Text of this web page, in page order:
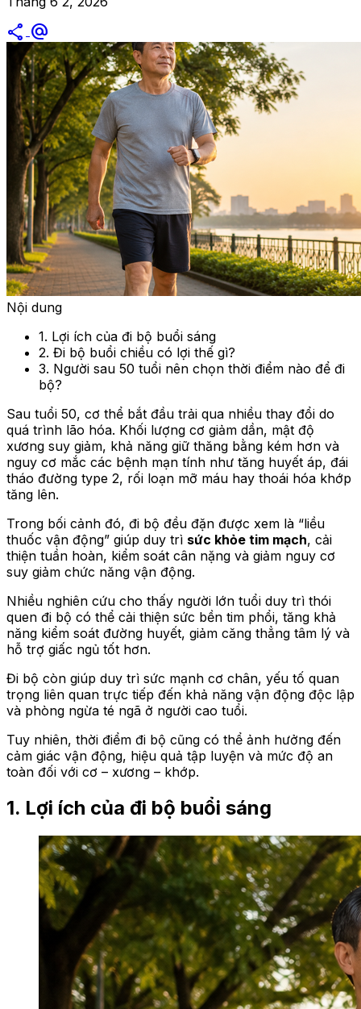
share alternate_email
Nội dung
1. Lợi ích của đi bộ buổi sáng
2. Đi bộ buổi chiều có lợi thế gì?
3. Người sau 50 tuổi nên chọn thời điểm nào để đi
bộ?
Sau tuổi 50, cơ thể bắt đầu trải qua nhiều thay đổi do
quá trình lão hóa. Khối lượng cơ giảm dần, mật độ
xương suy giảm, khả năng giữ thăng bằng kém hơn và
nguy cơ mắc các bệnh mạn tính như tăng huyết áp, đái
tháo đường type 2, rối loạn mỡ máu hay thoái hóa khớp
tăng lên.
Trong bối cảnh đó, đi bộ đều đặn được xem là “liều
thuốc vận động” giúp duy trì sức khỏe tim mạch, cải
thiện tuần hoàn, kiểm soát cân nặng và giảm nguy cơ
suy giảm chức năng vận động.
Nhiều nghiên cứu cho thấy người lớn tuổi duy trì thói
quen đi bộ có thể cải thiện sức bền tim phổi, tăng khả
năng kiểm soát đường huyết, giảm căng thẳng tâm lý và
hỗ trợ giấc ngủ tốt hơn.
Đi bộ còn giúp duy trì sức mạnh cơ chân, yếu tố quan
trọng liên quan trực tiếp đến khả năng vận động độc lập
và phòng ngừa té ngã ở người cao tuổi.
Tuy nhiên, thời điểm đi bộ cũng có thể ảnh hưởng đến
cảm giác vận động, hiệu quả tập luyện và mức độ an
toàn đối với cơ – xương – khớp.
1. Lợi ích của đi bộ buổi sáng